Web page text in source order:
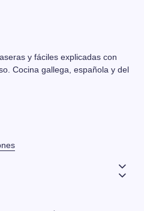
y fáciles explicadas con
Cocina gallega, española y del